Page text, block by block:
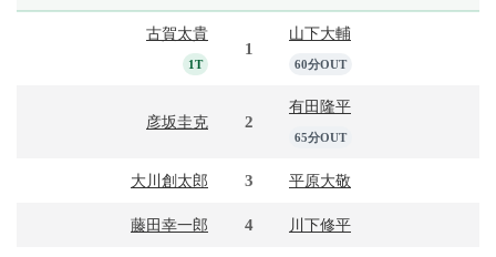
古賀太貴
1T
1
山下大輔
60分OUT
彦坂圭克 2
有田隆平
65分OUT
大川創太郎 3 平原大敬
藤田幸一郎 4 川下修平